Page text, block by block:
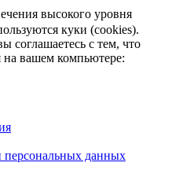
высокого уровня
куки (cookies).
соглашаетесь с тем, что
на вашем компьютере:
персональных данных